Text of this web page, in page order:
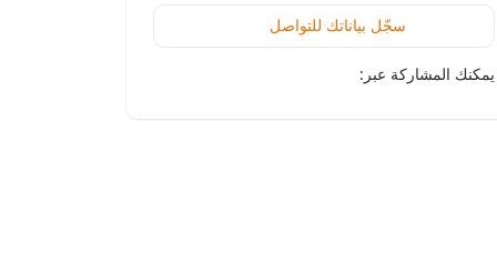
سجّل بياناتك للتواصل
يمكنك المشاركة عبر: